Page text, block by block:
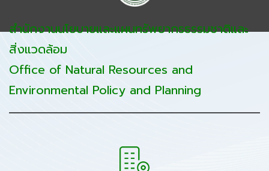
สำนักงานนโยบายและแผนทรัพยากรธรรมชาติและ
สิ่งแวดล้อม
Office of Natural Resources and
Environmental Policy and Planning